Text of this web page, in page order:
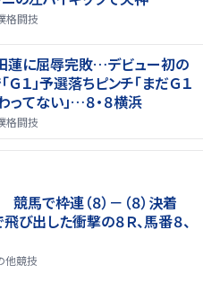
格闘技
蓮に屈辱完敗…デビュー初の
Ｇ１」予選落ちピンチ「まだＧ１
ってない」…８・８横浜
格闘技
馬で枠連（８）－（８）決着
出した衝撃の８Ｒ、馬番８、
他競技